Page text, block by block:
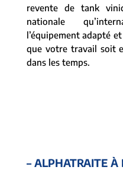
revente de tank
nationale
l’équipement adapté
que votre travail soit
dans les temps.
– ALPHATRAITE À